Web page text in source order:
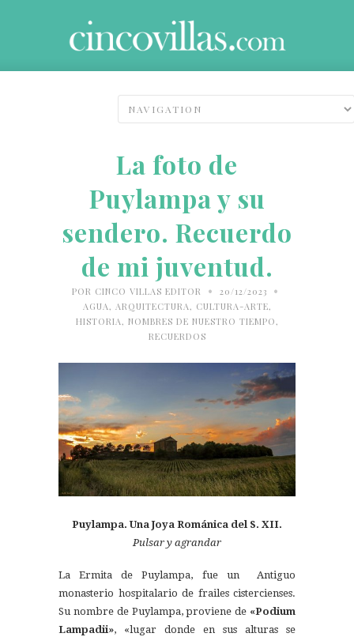
La foto de
Puylampa y su
sendero. Recuerdo
de mi juventud.
POR CINCO VILLAS EDITOR • 20/12/2023 •
AGUA , ARQUITECTURA , CULTURA-ARTE,
HISTORIA , NOMBRES DE NUESTRO TIEMPO ,
RECUERDOS
Puylampa. Una Joya Románica del S. XII.
Pulsar y agrandar
La Ermita de Puylampa, fue un Antiguo
monasterio hospitalario de frailes cistercienses.
Su nombre de Puylampa, proviene de «Podium
Lampadii», «lugar donde en sus alturas se